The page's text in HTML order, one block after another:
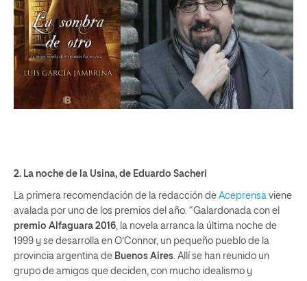
2. La noche de la Usina, de Eduardo Sacheri
La primera recomendación de la redacción de Aceprensa viene
avalada por uno de los premios del año. “Galardonada con el
premio Alfaguara 2016, la novela arranca la última noche de
1999 y se desarrolla en O’Connor, un pequeño pueblo de la
provincia argentina de Buenos Aires. Allí se han reunido un
grupo de amigos que deciden, con mucho idealismo y